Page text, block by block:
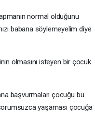
normal olduğunu
babana söylemeyelim diye
olmasını isteyen bir çocuk
başvurmaları çocuğu bu
yaşaması çocuğa